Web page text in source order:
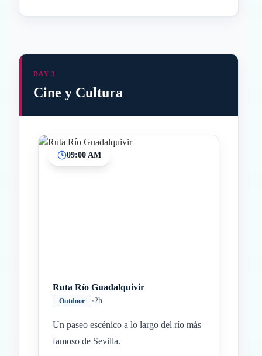
DAY 3
Cine y Cultura
09:00 AM
Ruta Río Guadalquivir
Outdoor •2h
Un paseo escénico a lo largo del río más
famoso de Sevilla.